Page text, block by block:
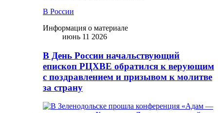
В России
Информация о материале
июнь 11 2026
В День России начальствующий
епископ РЦХВЕ обратился к верующим
с поздравлением и призывом к молитве
за страну